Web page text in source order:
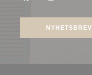
NYHETSBREV